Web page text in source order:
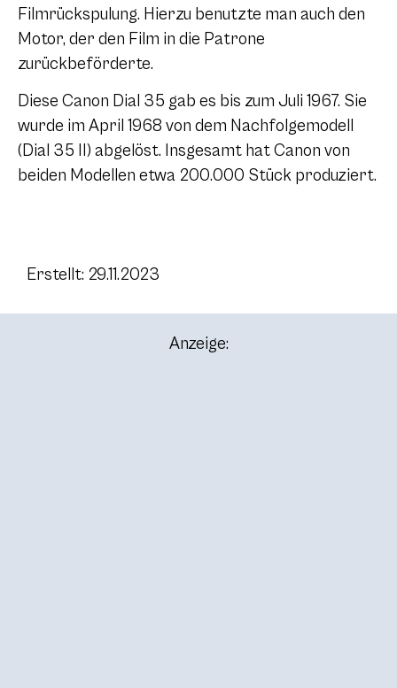
Filmrückspulung. Hierzu benutzte man auch den
Motor, der den Film in die Patrone
zurückbeförderte.
Diese Canon Dial 35 gab es bis zum Juli 1967. Sie
wurde im April 1968 von dem Nachfolgemodell
(Dial 35 II) abgelöst. Insgesamt hat Canon von
beiden Modellen etwa 200.000 Stück produziert.
Erstellt: 29.11.2023
Anzeige: